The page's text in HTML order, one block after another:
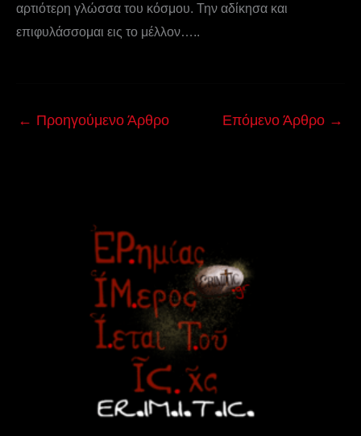
αρτιότερη γλώσσα του κόσμου. Την αδίκησα και
επιφυλάσσομαι εις το μέλλον…..
← Προηγούμενο Άρθρο Επόμενο Άρθρο →